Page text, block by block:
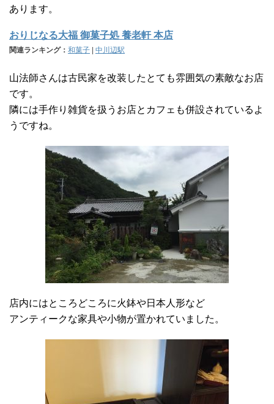
あります。
おりじなる大福 御菓子処 養老軒 本店
関連ランキング： 和菓子 中川辺駅
山法師さんは古民家を改装したとても雰囲気の素敵なお店
です。
隣には手作り雑貨を扱うお店とカフェも併設されているよ
うですね。
店内にはところどころに火鉢や日本人形など
アンティークな家具や小物が置かれていました。